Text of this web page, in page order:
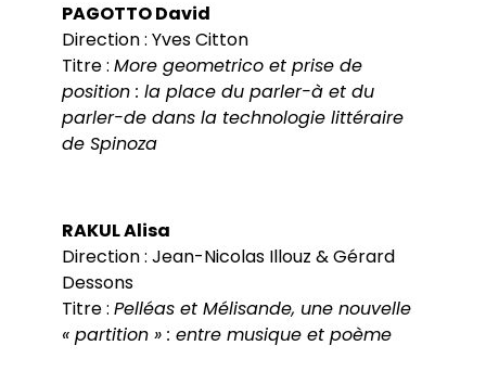
PAGOTTO David
Direction : Yves Citton
Titre : More geometrico et prise de
position : la place du parler-à et du
parler-de dans la technologie littéraire
de Spinoza
RAKUL Alisa
Direction : Jean-Nicolas Illouz & Gérard
Dessons
Titre : Pelléas et Mélisande, une nouvelle
« partition » : entre musique et poème